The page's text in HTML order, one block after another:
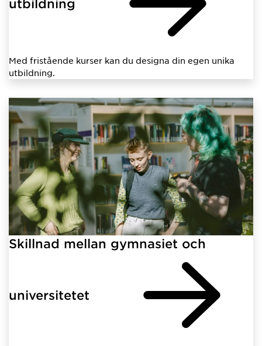
utbildning
Med fristående kurser kan du designa din egen unika
utbildning.
Skillnad mellan gymnasiet och
universitetet